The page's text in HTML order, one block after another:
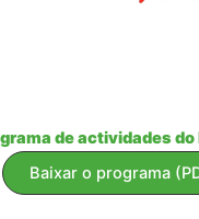
de actividades do
Baixar o programa